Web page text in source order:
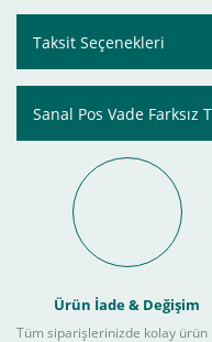
Taksit Seçenekleri
Sanal Pos Vade Farksız
Ürün İade & Değişim
Tüm siparişlerinizde kolay ürün